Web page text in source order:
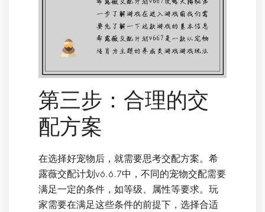
第三步：合理的交
配方案
在选择好宠物后，就需要思考交配方案。希
露薇交配计划v6.6.7中，不同的宠物交配需要
满足一定的条件，如等级、属性等要求。玩
家需要在满足这些条件的前提下，选择合适